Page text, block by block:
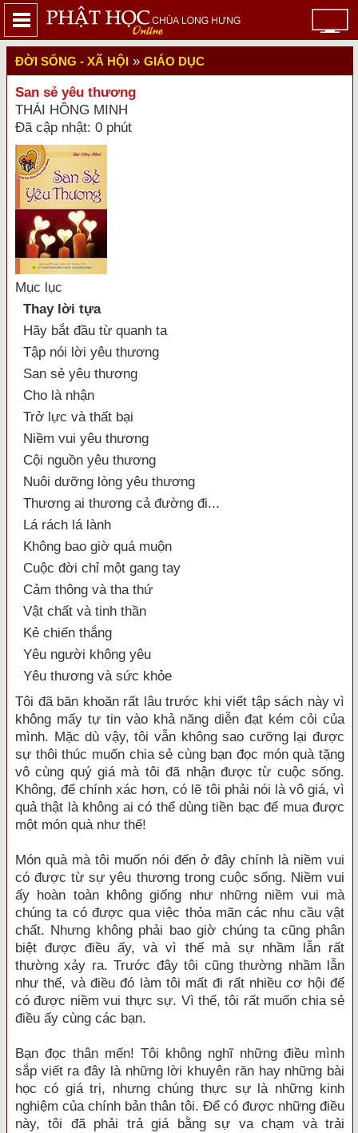
ĐỜI SỐNG - XÃ HỘI » GIÁO DỤC
San sẻ yêu thương
THÁI HỒNG MINH
Đã cập nhật: 0 phút
Mục lục
Thay lời tựa
Hãy bắt đầu từ quanh ta
Tập nói lời yêu thương
San sẻ yêu thương
Cho là nhận
Trở lực và thất bại
Niềm vui yêu thương
Cội nguồn yêu thương
Nuôi dưỡng lòng yêu thương
Thương ai thương cả đường đi...
Lá rách lá lành
Không bao giờ quá muộn
Cuộc đời chỉ một gang tay
Cảm thông và tha thứ
Vật chất và tinh thần
Kẻ chiến thắng
Yêu người không yêu
Yêu thương và sức khỏe
Tôi đã băn khoăn rất lâu trước khi viết tập sách này vì
không mấy tự tin vào khả năng diễn đạt kém cỏi của
mình. Mặc dù vậy, tôi vẫn không sao cưỡng lại được
sự thôi thúc muốn chia sẻ cùng bạn đọc món quà tặng
vô cùng quý giá mà tôi đã nhận được từ cuộc sống.
Không, để chính xác hơn, có lẽ tôi phải nói là vô giá, vì
quả thật là không ai có thể dùng tiền bạc để mua được
một món quà như thế!
Món quà mà tôi muốn nói đến ở đây chính là niềm vui
có được từ sự yêu thương trong cuộc sống. Niềm vui
ấy hoàn toàn không giống như những niềm vui mà
chúng ta có được qua việc thỏa mãn các nhu cầu vật
chất. Nhưng không phải bao giờ chúng ta cũng phân
biệt được điều ấy, và vì thế mà sự nhầm lẫn rất
thường xảy ra. Trước đây tôi cũng thường nhầm lẫn
như thế, và điều đó làm tôi mất đi rất nhiều cơ hội để
có được niềm vui thực sự. Vì thế, tôi rất muốn chia sẻ
điều ấy cùng các bạn.
Bạn đọc thân mến! Tôi không nghĩ những điều mình
sắp viết ra đây là những lời khuyên răn hay những bài
học có giá trị, nhưng chúng thực sự là những kinh
nghiệm của chính bản thân tôi. Để có được những điều
này, tôi đã phải trả giá bằng sự va chạm và trải